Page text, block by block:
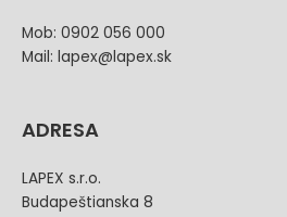
Mob: 0902 056 000
Mail: lapex@lapex.sk
ADRESA
LAPEX s.r.o.
Budapeštianska 8